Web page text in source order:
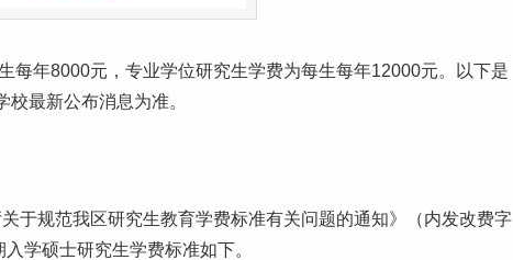
每年8000元，专业学位研究生学费为每生每年12000元。以下是
校最新公布消息为准。
于规范我区研究生教育学费标准有关问题的通知》（内发改费字
学硕士研究生学费标准如下。